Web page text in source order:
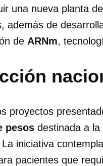
una nueva planta
además de
de ARNm,
proyectos
pesos destinada a
iniciativa
pacientes que